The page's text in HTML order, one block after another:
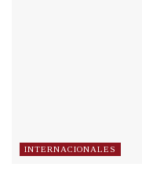
INTERNACIONALES